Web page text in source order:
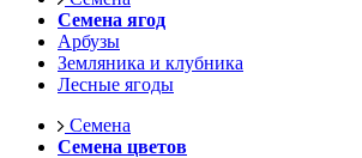
Семена ягод
Арбузы
Земляника и клубника
Лесные ягоды
Семена
Семена цветов